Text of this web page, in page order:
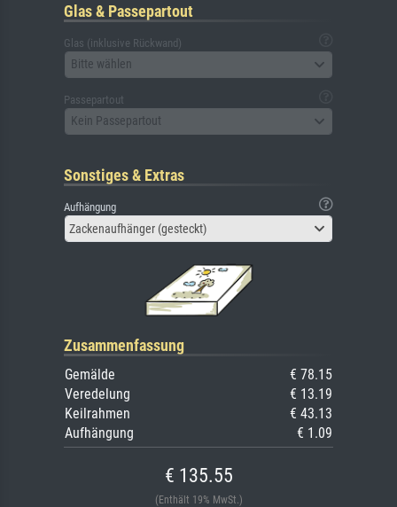
Glas & Passepartout
Glas (inklusive Rückwand)
Bitte wählen
Passepartout
Kein Passepartout
Sonstiges & Extras
Aufhängung
Zackenaufhänger (gesteckt)
Zusammenfassung
Gemälde
€ 78.15
Veredelung
€ 13.19
Keilrahmen
€ 43.13
Aufhängung
€ 1.09
€ 135.55
(Enthält 19% MwSt.)